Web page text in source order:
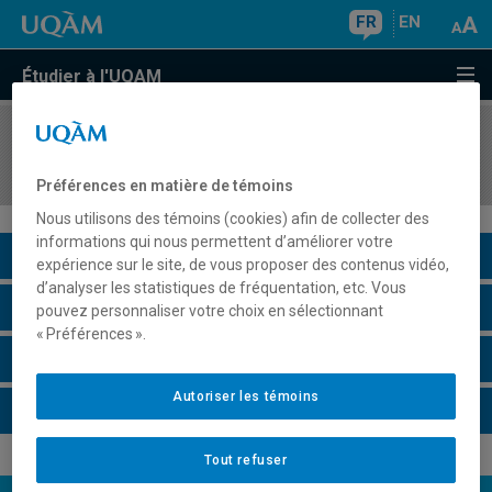
FR EN
Étudier à l'UQAM
COURS//
Description du cours
Horaire - Été 2026
Préférences en matière de témoins
Nous utilisons des témoins (cookies) afin de collecter des
informations qui nous permettent d’améliorer votre
expérience sur le site, de vous proposer des contenus vidéo,
d’analyser les statistiques de fréquentation, etc. Vous
pouvez personnaliser votre choix en sélectionnant
« Préférences ».
Tout refuser
Autoriser les témoins